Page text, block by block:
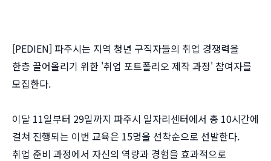
[PEDIEN] 파주시는 지역 청년 구직자들의 취업 경쟁력을
한층 끌어올리기 위한 '취업 포트폴리오 제작 과정' 참여자를
모집한다.
이달 11일부터 29일까지 파주시 일자리센터에서 총 10시간에
걸쳐 진행되는 이번 교육은 15명을 선착순으로 선발한다.
취업 준비 과정에서 자신의 역량과 경험을 효과적으로